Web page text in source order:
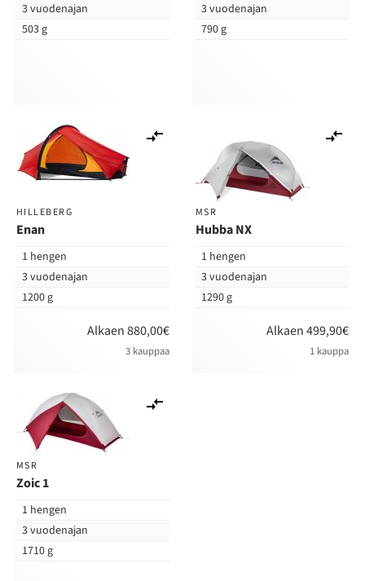
3 vuodenajan
503 g
3 vuodenajan
790 g
HILLEBERG
Enan
1 hengen
3 vuodenajan
1200 g
Alkaen 880,00€
3 kauppaa
MSR
Hubba NX
1 hengen
3 vuodenajan
1290 g
Alkaen 499,90€
1 kauppa
MSR
Zoic 1
1 hengen
3 vuodenajan
1710 g